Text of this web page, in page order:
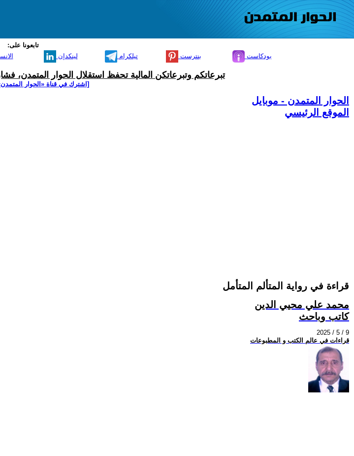
تابعونا على:
لينكدإن تيلكرام بنترست بودكاست
تبرعاتكم وتبرعاتكن المالية تحفظ استقلال الحوار المتمدن،
[اشترك في قناة ‫«الحوار
الحوار المتمدن - موبايل
الموقع الرئيسي
قراءة في رواية المتألم المتأمل
محمد علي محيي الدين
كاتب وباحث
2025 / 5 / 9
قراءات في عالم الكتب و المطبوعات